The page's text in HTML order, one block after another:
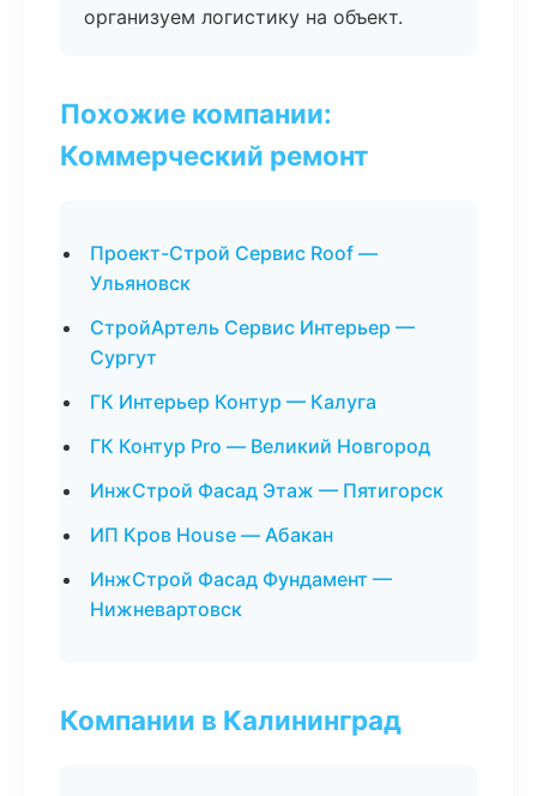
организуем логистику на объект.
Похожие компании:
Коммерческий ремонт
Проект-Строй Сервис Roof —
Ульяновск
СтройАртель Сервис Интерьер —
Сургут
ГК Интерьер Контур — Калуга
ГК Контур Pro — Великий Новгород
ИнжСтрой Фасад Этаж — Пятигорск
ИП Кров House — Абакан
ИнжСтрой Фасад Фундамент —
Нижневартовск
Компании в Калининград